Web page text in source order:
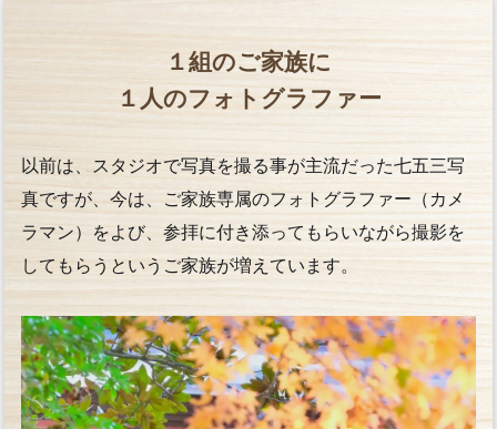
１組のご家族に
１人のフォトグラファー
以前は、スタジオで写真を撮る事が主流だった七五三写
真ですが、今は、ご家族専属のフォトグラファー（カメ
ラマン）をよび、参拝に付き添ってもらいながら撮影を
してもらうというご家族が増えています。